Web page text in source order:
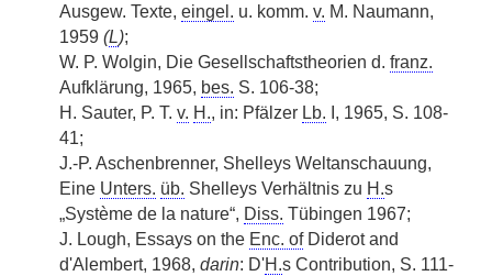
Ausgew. Texte, eingel. u. komm. v. M. Naumann,
1959 (L);
W. P. Wolgin, Die Gesellschaftstheorien d. franz.
Aufklärung, 1965, bes. S. 106-38;
H. Sauter, P. T. v. H., in: Pfälzer Lb. I, 1965, S. 108-
41;
J.-P. Aschenbrenner, Shelleys Weltanschauung,
Eine Unters. üb. Shelleys Verhältnis zu H.s
„Système de la nature“, Diss. Tübingen 1967;
J. Lough, Essays on the Enc. ofDiderot and
d'Alembert, 1968, darin: D'H.s Contribution, S. 111-